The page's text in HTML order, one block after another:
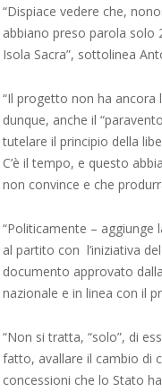
“Dispiace vedere che,
abbiano preso parola solo
Isola Sacra”, sottolinea
“Il progetto non ha ancora
dunque, anche il
tutelare il principio della
C’è il tempo, e questo
non convince e che
“Politicamente – aggiunge
al partito con l’iniziativa
documento approvato
nazionale e in linea con il
“Non si tratta, “solo”, di
fatto, avallare il cambio di
concessioni che lo Stato